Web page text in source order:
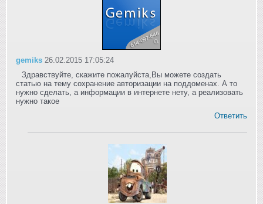
gemiks 26.02.2015 17:05:24
Здравствуйте, скажите пожалуйста,Вы можете создать
статью на тему сохранение авторизации на поддоменах. А то
нужно сделать, а информации в интернете нету, а реализовать
нужно такое
Ответить